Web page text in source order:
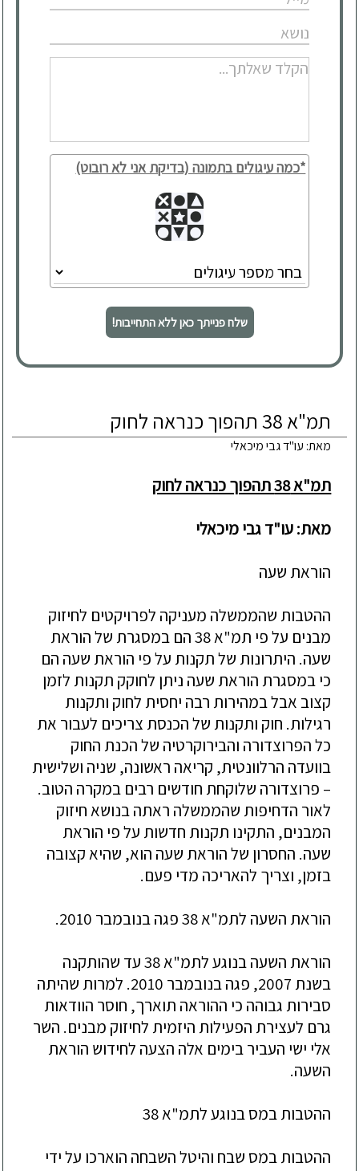
*כמה עיגולים בתמונה (בדיקת אני לא רובוט)
שלח פנייתך כאן ללא התחייבות!
תמ"א 38 תהפוך כנראה לחוק
מאת: עו"ד גבי מיכאלי
תמ"א 38 תהפוך כנראה לחוק
מאת: עו"ד גבי מיכאלי
הוראת שעה
ההטבות שהממשלה מעניקה לפרויקטים לחיזוק
מבנים על פי תמ"א 38 הם במסגרת של הוראת
שעה. היתרונות של תקנות על פי הוראת שעה הם
כי במסגרת הוראת שעה ניתן לחוקק תקנות לזמן
קצוב אבל במהירות רבה יחסית לחוק ותקנות
רגילות. חוק ותקנות של הכנסת צריכים לעבור את
כל הפרוצדורה והבירוקרטיה של הכנת החוק
בוועדה הרלוונטית, קריאה ראשונה, שניה ושלישית
– פרוצדורה שלוקחת חודשים רבים במקרה הטוב.
לאור הדחיפות שהממשלה ראתה בנושא חיזוק
המבנים, התקינו תקנות חדשות על פי הוראת
שעה. החסרון של הוראת שעה הוא, שהיא קצובה
בזמן, וצריך להאריכה מדי פעם.
הוראת השעה לתמ"א 38 פגה בנובמבר 2010.
הוראת השעה בנוגע לתמ"א 38 עד שהותקנה
בשנת 2007, פגה בנובמבר 2010. למרות שהיתה
סבירות גבוהה כי ההוראה תוארך, חוסר הוודאות
גרם לעצירת הפעילות היזמית לחיזוק מבנים. השר
אלי ישי העביר בימים אלה הצעה לחידוש הוראת
השעה.
ההטבות במס בנוגע לתמ"א 38
ההטבות במס שבח והיטל השבחה הוארכו על ידי